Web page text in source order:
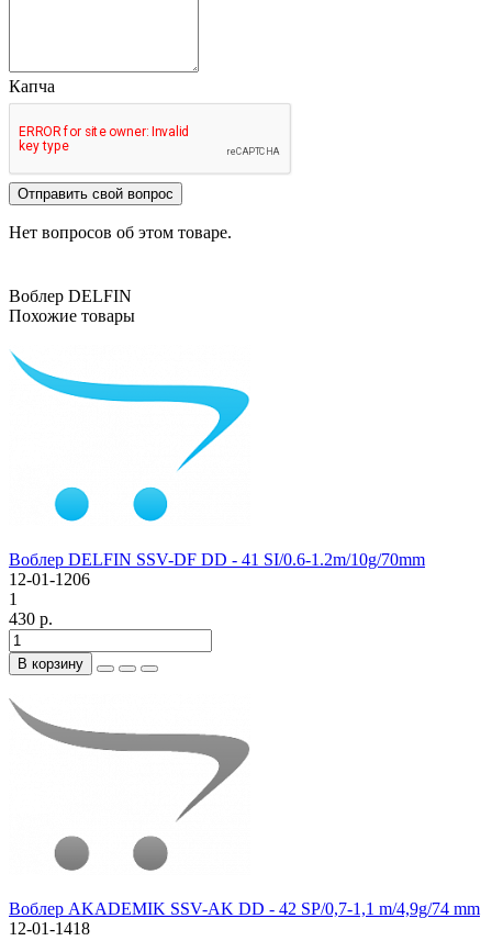
Капча
Отправить свой вопрос
Нет вопросов об этом товаре.
Воблер DELFIN
Похожие товары
Воблер DELFIN SSV-DF DD - 41 SI/0.6-1.2m/10g/70mm
12-01-1206
1
430 р.
В корзину
Воблер AKADEMIK SSV-AK DD - 42 SP/0,7-1,1 m/4,9g/74 mm
12-01-1418